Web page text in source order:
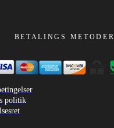
BETALINGS METODER
politik